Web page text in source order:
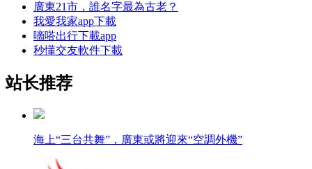
廣東21市，誰名字最為古老？
我愛我家app下載
嘀嗒出行下載app
秒懂交友軟件下載
站长推荐
海上“三台共舞”，廣東或將迎來“空調外機”